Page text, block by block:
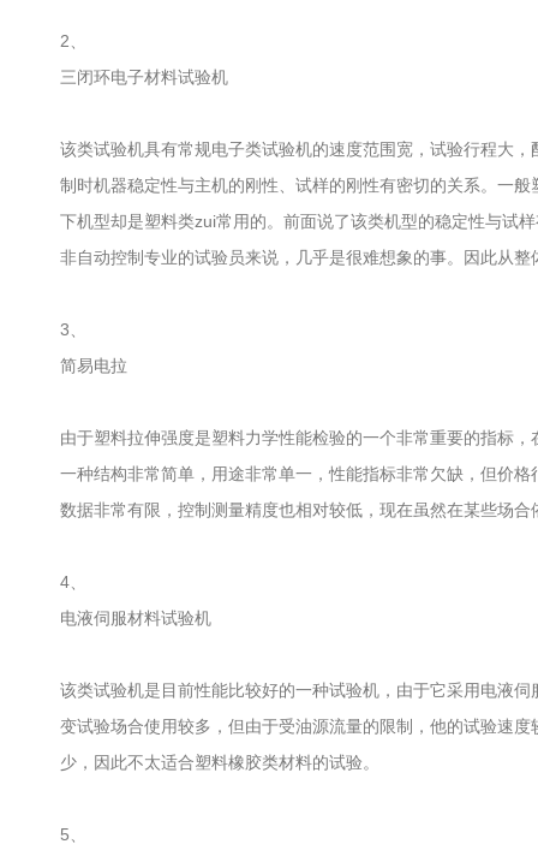
2、
三闭环电子材料试验机
该类试验机具有常规电子类试验机的速度范围宽，试验行程大
制时机器稳定性与主机的刚性、试样的刚性有密切的关系。一
下机型却是塑料类zui常用的。前面说了该类机型的稳定性与试
非自动控制专业的试验员来说，几乎是很难想象的事。因此从
3、
简易电拉
由于塑料拉伸强度是塑料力学性能检验的一个非常重要的指标
一种结构非常简单，用途非常单一，性能指标非常欠缺，但价
数据非常有限，控制测量精度也相对较低，现在虽然在某些场
4、
电液伺服材料试验机
该类试验机是目前性能比较好的一种试验机，由于它采用电液
变试验场合使用较多，但由于受油源流量的限制，他的试验速
少，因此不太适合塑料橡胶类材料的试验。
5、